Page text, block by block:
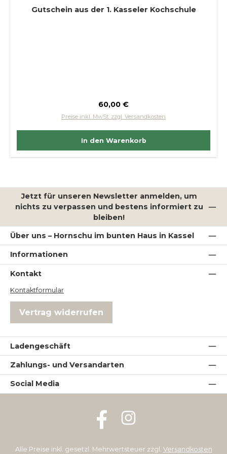
Gutschein aus der 1. Kasseler Kochschule
Regulärer Preis:
60,00 €
Preise inkl. MwSt. zzgl. Versandkosten
In den Warenkorb
Jetzt für unseren Newsletter anmelden, um
nichts zu verpassen und bestens informiert zu
bleiben!
Über uns – Hornschu im bunten Haus in Kassel
Informationen
Kontakt
Kontaktformular
Vertrag widerrufen
Ladengeschäft
Zahlungs- und Versandarten
Social Media
Facebook Instagram
Alle Preise inkl. gesetzl. Mehrwertsteuer zzgl. Versandkosten